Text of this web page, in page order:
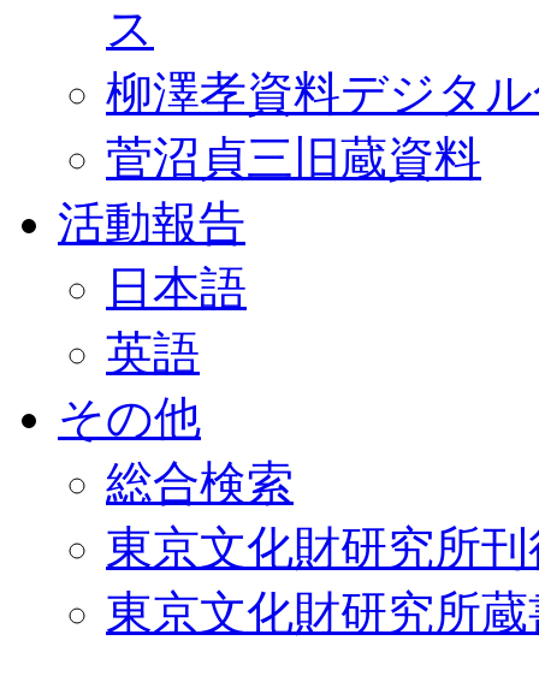
ス
柳澤孝資料デジタ
菅沼貞三旧蔵資料
活動報告
日本語
英語
その他
総合検索
東京文化財研究所
東京文化財研究所